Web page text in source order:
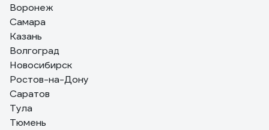
Валентина
Покупали для спальни, но поняли что не подходит,
сдавать не хотели, поскольку очень нравились, в
итоге нашли им место- над лестницей, вроде не
плохо получилось. Брали трёх разных диаметров.
Воронеж
Самара
Казань
Волгоград
Новосибирск
Ростов-на-Дону
Саратов
Тула
Тюмень